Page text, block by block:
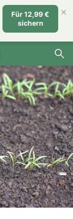
Für 12,99 €
sichern
×